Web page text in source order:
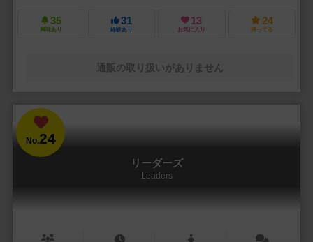
35
興味あり
31
経験あり
13
お気に入り
24
持ってる
通販の取り扱いがありません
No.24
リーダーズ
Leaders